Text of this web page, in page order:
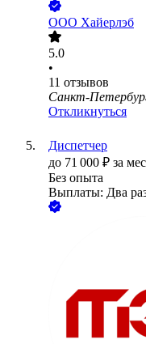
ООО Хайерлэб
5.0
•
11 отзывов
Санкт-
Откликнуться
Диспетчер
до 71 000 ₽ за
Без опыта
Выплаты: Два